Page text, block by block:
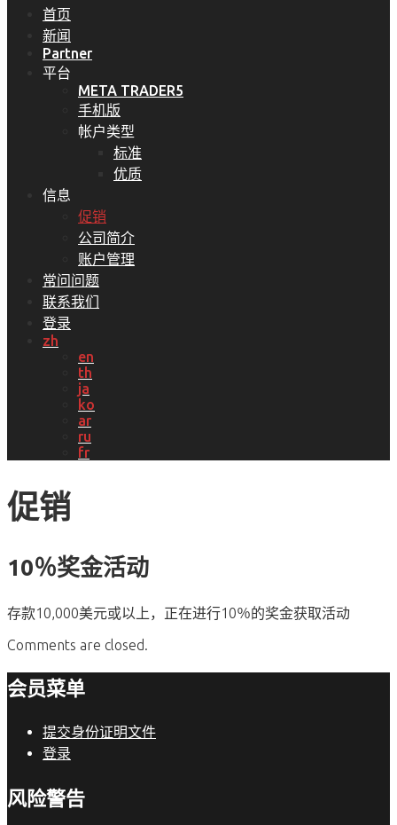
首页
新闻
Partner
平台
META TRADER5
手机版
帐户类型
标准
优质
信息
促销
公司简介
账户管理
常问问题
联系我们
登录
zh
en
th
ja
ko
ar
ru
fr
促销
10％奖金活动
存款10,000美元或以上，正在进行10％的奖金获取活动
Comments are closed.
会员菜单
提交身份证明文件
登录
风险警告